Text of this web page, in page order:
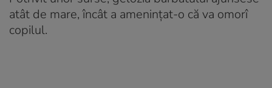
atât de mare, încât a amenințat-o că va omorî
copilul.